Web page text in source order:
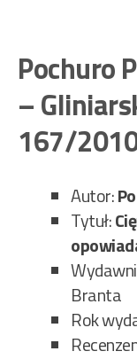
Pochuro
–
167/
Autor:
Tytuł:
Branta
Rok